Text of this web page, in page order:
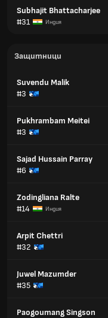
Subhajit Bhattacharjee
#31
Индия
Защитници
Suvendu Malik
#3
Pukhrambam Meitei
#3
Sajad Hussain Parray
#6
Zodingliana Ralte
#14
Индия
Arpit Chettri
#32
Juwel Mazumder
#35
Paogoumang Singson